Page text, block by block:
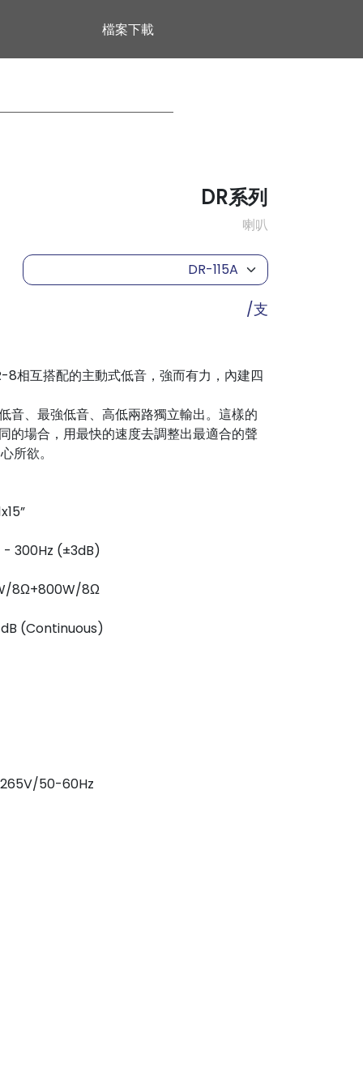
檔案下載
DR系列
喇叭
DR-115A
/支
8相互搭配的主動式低音，強而有力，內建四
音、最強低音、高低兩路獨立輸出。這樣的
的場合，用最快的速度去調整出最適合的聲
所欲。
- 300Hz (±3dB)
8Ω+800W/8Ω
(Continuous)
50-60Hz